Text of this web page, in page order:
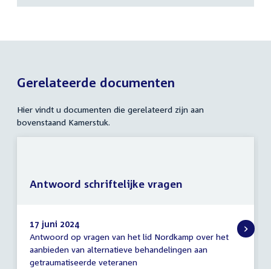
Gerelateerde documenten
Hier vindt u documenten die gerelateerd zijn aan
bovenstaand Kamerstuk.
Antwoord
schriftelijke
vragen
17 juni 2024
Antwoord op vragen van het lid Nordkamp over het
aanbieden van alternatieve behandelingen aan
getraumatiseerde veteranen
Antwoord schriftelijke vragen